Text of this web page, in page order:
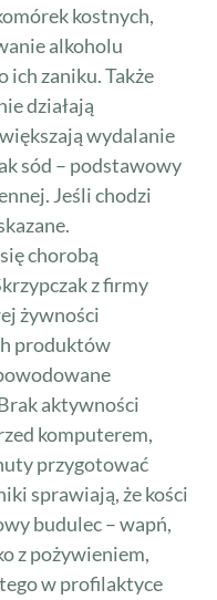
kostnych,
alkoholu
ich zaniku. Także
działają
wydalanie
sód – podstawowy
Jeśli chodzi
chorobą
z firmy
żywności
produktów
aktywności
komputerem,
przygotować
sprawiają, że kości
budulec – wapń,
z pożywieniem,
w profilaktyce